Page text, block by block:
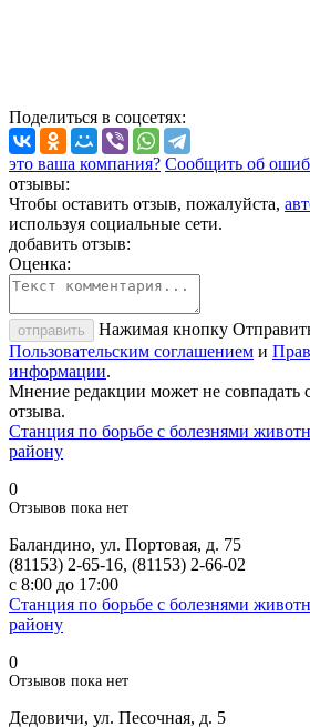
Поделиться в соцсетях:
это ваша компания? Сообщить об
отзывы:
Чтобы оставить отзыв, пожалуйста,
используя социальные сети.
добавить отзыв:
Оценка:
отправить
Нажимая кнопку
Пользовательским соглашением и
информации.
Мнение редакции может не совпадать
отзыва.
Станция по борьбе с болезнями
району
0
Отзывов пока нет
Баландино, ул. Портовая, д. 75
(81153) 2-65-16, (81153) 2-66-02
с 8:00 до 17:00
Станция по борьбе с болезнями
району
0
Отзывов пока нет
Дедовичи, ул. Песочная, д. 5